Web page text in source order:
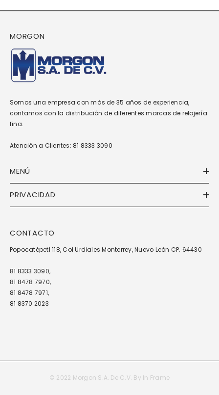
MORGON
Somos una empresa con más de 35 años de experiencia,
contamos con la distribución de diferentes marcas de relojería
fina.
Atención a Clientes: 81 8333 3090
MENÚ
PRIVACIDAD
CONTACTO
Popocatépetl 118, Col Urdiales Monterrey, Nuevo León CP. 64430
81 8333 3090,
81 8478 7970,
81 8478 7971,
81 8370 2023
© 2022 Morgon S.A. De C.V. By In Frame